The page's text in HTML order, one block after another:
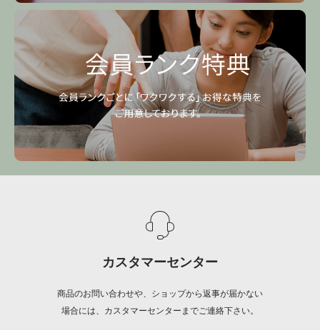
カスタマーセンター
商品のお問い合わせや、ショップから返事が届かない
場合には、カスタマーセンターまでご連絡下さい。